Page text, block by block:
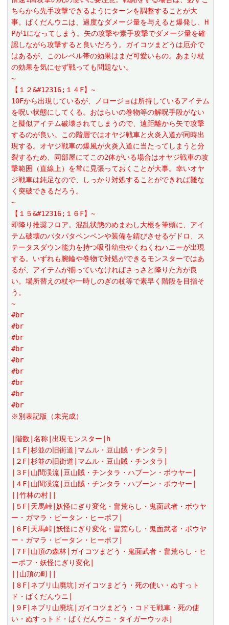
ちらから先手攻撃できるようにターンを調整することが大
事。ばくだんウニは、過度なダメージ量を与えると爆発し、H
Pが1になってしまう。矢の攻撃や素手攻撃でダメージ量を確
認しながら攻撃すると良いだろう。ガイコツまどうは厄介で
はあるが、このレベル帯の効果はまだ可愛いもの。あまり杖
の効果を気にせず戦っても問題ない。
~
【１２&#12316;１４F】~
10Fから出現しているが、ノロージョは所持しているアイテム
を呪い状態にしてくる。おはらいの巻物等の解呪手段がない
と擬似アイテム破壊されてしまうので、遠距離から矢で攻撃
するのが良い。この階層ではオヤジ戦車と火炎入道が同時出
現する。オヤジ戦車の爆風が火炎入道に当たってしまうと分
裂するため、同部屋にてこの2体がいる場合はオヤジ戦車の攻
撃範囲（直線上）を常に見張っておくことが大事。幸いオヤ
ジ戦車は鈍足なので、しっかり対処することができれば難な
く突破できるだろう。
~
【１５&#12316;１６F】~
即降り推奨フロア。混乱状態のめまわし大根を筆頭に、アイ
テム破壊のパタパタペンペンや装備を錆びさせるゲドロ、ス
テータスダウン能力を持つ吸引幼虫やくねくねハニーが出現
する。いずれも腕輪や巻物で対処ができるモンスターではあ
るが、アイテムが揃っていなければさっさと降りた方が良
い。場所替えの杖や一時しのぎの杖等で素早く階段を目指そ
う。
~
#br
#br
#br
#br
#br
#br
#br
#br
#br
※別表記版（未完成）
|階数|名称|出現モンスター|h
|１F|杉並の旧街道|マムル・豆山賊・チンタラ|
|２F|杉並の旧街道|マムル・豆山賊・チンタラ|
|３F|山間渓流|豆山賊・チンタラ・ハブーン・ボウヤー|
|４F|山間渓流|豆山賊・チンタラ・ハブーン・ボウヤー|
||竹林の村||
|５F|天馬峠|妖怪にぎり変化・畠荒らし・鬼面武者・ボウヤ
ー・ガマラ・ピータン・ヒーポフ|
|６F|天馬峠|妖怪にぎり変化・畠荒らし・鬼面武者・ボウヤ
ー・ガマラ・ピータン・ヒーポフ|
|７F|山頂の森林|ガイコツまどう・鬼面武者・畠荒らし・ヒ
ーポフ・妖怪にぎり変化|
||山頂の町||
|８F|ネブリ山廃坑|ガイコツまどう・死の使い・ぬすっト
ド・ばくだんウニ|
|９F|ネブリ山廃坑|ガイコツまどう・コドモ戦車・死の使
い・ぬすっトド・ばくだんウニ・タイガーウッホ|